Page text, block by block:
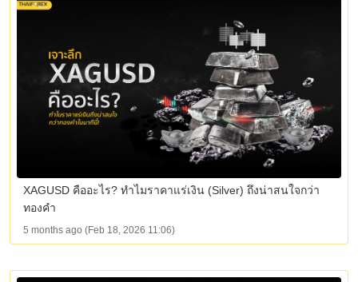
XAGUSD คืออะไร? ทำไมราคาแร่เงิน (Silver) ถึงน่าสนใจกว่า
ทองคำ
5 months ago (Feb 18, 2026 11:06)